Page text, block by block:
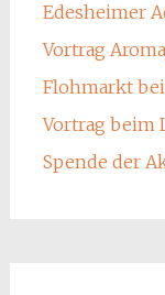
Edesheimer
Vortrag
Flohmarkt
Vortrag beim
Spende der